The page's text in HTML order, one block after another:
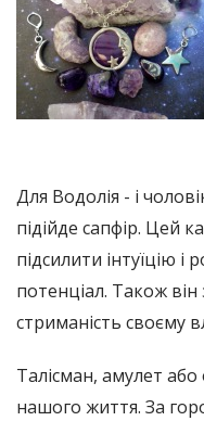
Для Водолія - ​​і
підійде сапфір. Цей
підсилити інтуїцію
потенціал. Також
стриманість своєму
Талісман, амулет
нашого життя. За